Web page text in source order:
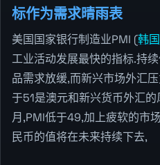
标作为需求晴雨表
美国国家银行制造业PMI (韩
工业活动发展最快的指标.持
品需求放缓,而新兴市场外汇
于51是澳元和新兴货币外汇
月,PMI低于49,加上疲软的市
民币的值将在未来持续下去,